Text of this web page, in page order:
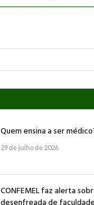
Quem ensina a ser
29 de julho de 2026
CONFEMEL faz alerta